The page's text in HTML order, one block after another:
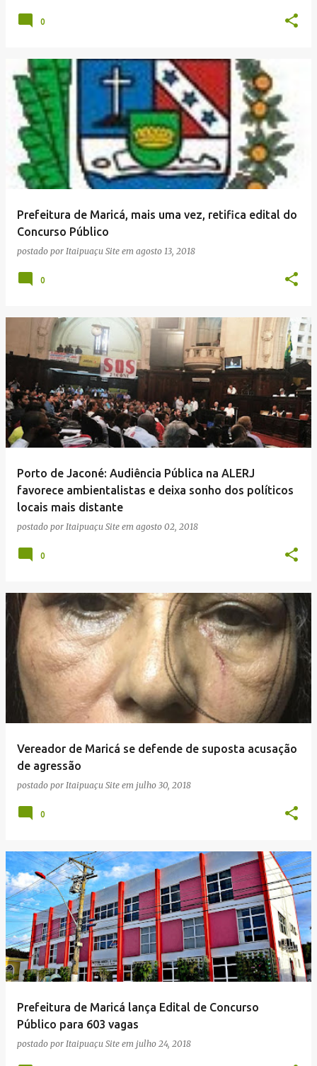
0
Prefeitura de Maricá, mais uma vez, retifica edital do
Concurso Público
postado por Itaipuaçu Site em agosto 13, 2018
0
Porto de Jaconé: Audiência Pública na ALERJ
favorece ambientalistas e deixa sonho dos políticos
locais mais distante
postado por Itaipuaçu Site em agosto 02, 2018
0
Vereador de Maricá se defende de suposta acusação
de agressão
postado por Itaipuaçu Site em julho 30, 2018
0
Prefeitura de Maricá lança Edital de Concurso
Público para 603 vagas
postado por Itaipuaçu Site em julho 24, 2018